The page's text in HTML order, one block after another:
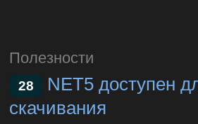
Полезности
28
NET5 доступен
скачивания